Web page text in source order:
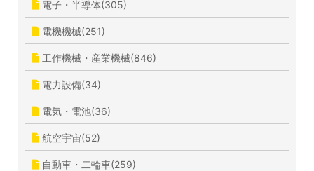
電子・半導体(305)
電機機械(251)
工作機械・産業機械(846)
電力設備(34)
電気・電池(36)
航空宇宙(52)
自動車・二輪車(259)